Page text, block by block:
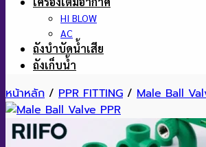
HI BLOW
AC
ถังบำบัดน้ำเสีย
ถังเก็บน้ำ
หน้าหลัก / PPR FITTING / Male Ball